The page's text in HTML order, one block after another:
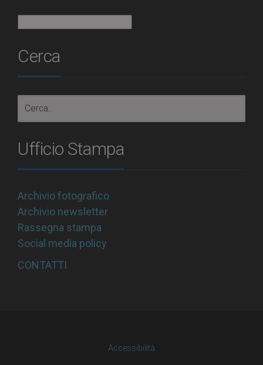
Cerca
Ufficio Stampa
Archivio fotografico
Archivio newsletter
Rassegna stampa
Social media policy
CONTATTI
Accessibilità